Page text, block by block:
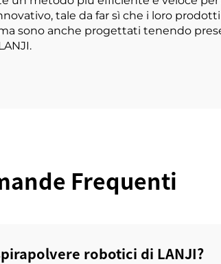
tale da far sì che i loro
sono anche progettati tenendo
Frequenti
robotici di LANJI?‌